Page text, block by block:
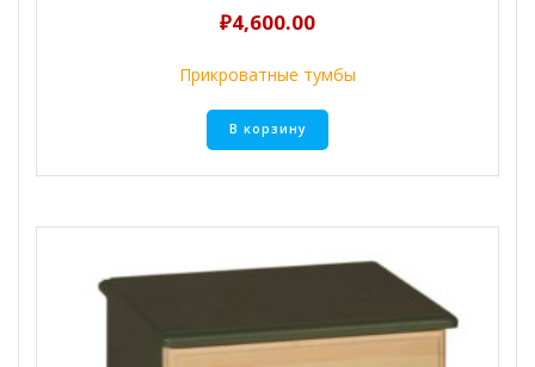
₽4,600.00
Прикроватные тумбы
В корзину